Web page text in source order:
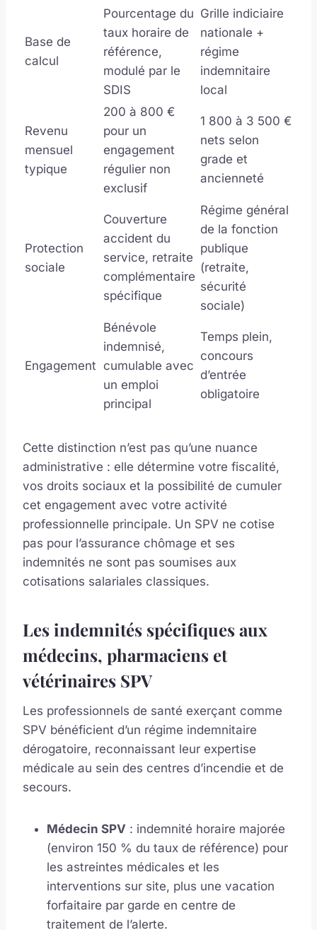
Base de
calcul
Pourcentage du
taux horaire de
référence,
modulé par le
SDIS
Grille indiciaire
nationale +
régime
indemnitaire
local
Revenu
mensuel
typique
200 à 800 €
pour un
engagement
régulier non
exclusif
1 800 à 3 500 €
nets selon
grade et
ancienneté
Protection
sociale
Couverture
accident du
service, retraite
complémentaire
spécifique
Régime général
de la fonction
publique
(retraite,
sécurité
sociale)
Engagement
Bénévole
indemnisé,
cumulable avec
un emploi
principal
Temps plein,
concours
d’entrée
obligatoire
Cette distinction n’est pas qu’une nuance
administrative : elle détermine votre fiscalité,
vos droits sociaux et la possibilité de cumuler
cet engagement avec votre activité
professionnelle principale. Un SPV ne cotise
pas pour l’assurance chômage et ses
indemnités ne sont pas soumises aux
cotisations salariales classiques.
Les indemnités spécifiques aux
médecins, pharmaciens et
vétérinaires SPV
Les professionnels de santé exerçant comme
SPV bénéficient d’un régime indemnitaire
dérogatoire, reconnaissant leur expertise
médicale au sein des centres d’incendie et de
secours.
Médecin SPV : indemnité horaire majorée
(environ 150 % du taux de référence) pour
les astreintes médicales et les
interventions sur site, plus une vacation
forfaitaire par garde en centre de
traitement de l’alerte.